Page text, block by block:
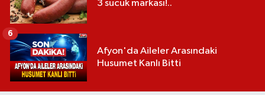
3 sucuk markası!..
Afyon'da Aileler Arasındaki
Husumet Kanlı Bitti
6